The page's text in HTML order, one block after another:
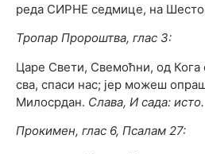
реда СИРНЕ седмице, на
Тропар Пророштва, глас 3:
Царе Свети, Свемоћни, од Кога
сва, спаси нас; јер можеш
Милосрдан. Слава, И сада: исто.
Прокимен, глас 6, Псалам 27: